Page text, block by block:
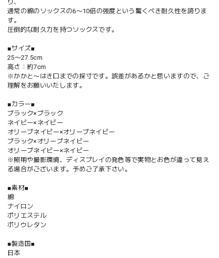
り、
通常の綿のソックスの6〜10倍の強度という驚くべき耐久性を誇りま
す。
圧倒的な耐久力を持つソックスです。
■サイズ■
25〜27.5cm
高さ：約7cm
※かかと〜はき口までの採寸です。誤差があるかと思いますので、ご
理解をお願いいたします。
■カラー■
ブラック×ブラック
ネイビー×ネイビー
オリーブネイビー×オリーブネイビー
ブラック×オリーブネイビー
オリーブネイビー×ネイビー
※照明や撮影環境、ディスプレイの発色等で実物とお色が違って見え
る場合がございます。予めご了承下さい。
■素材■
綿
ナイロン
ポリエステル
ポリウレタン
■製造国■
日本